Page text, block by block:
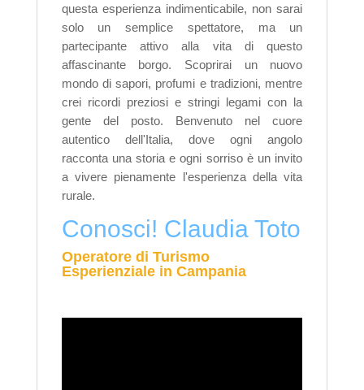
questa esperienza indimenticabile, non sarai
solo un semplice spettatore, ma un
partecipante attivo alla vita di questo
affascinante borgo. Scoprirai un nuovo
mondo di sapori, profumi e tradizioni, mentre
crei ricordi preziosi e stringi legami con la
gente del posto. Benvenuto nel cuore
autentico dell'Italia, dove ogni angolo
racconta una storia e ogni sorriso è un invito
a vivere pienamente l'esperienza della vita
rurale.
Conosci! Claudia Toto
Operatore di Turismo
Esperienziale in Campania